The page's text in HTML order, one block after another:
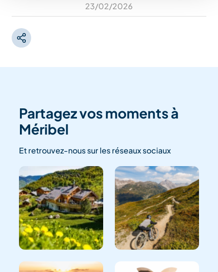
23/02/2026
Partagez vos moments à
Méribel
Et retrouvez-nous sur les réseaux sociaux